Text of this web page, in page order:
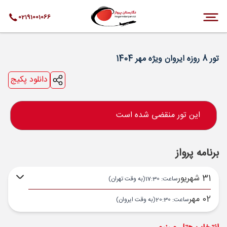
02191001066
تور 8 روزه ایروان ویژه مهر 1404
دانلود پکیج
این تور منقضی شده است
برنامه پرواز
31 شهریور ساعت: 17:30 (به وقت تهران)
02 مهر ساعت: 20:30 (به وقت ایروان)